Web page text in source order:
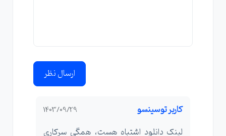
ارسال نظر
کاربر توسینسو 1403/09/29
لینک دانلود اشتباه هست، همگی سرکاری